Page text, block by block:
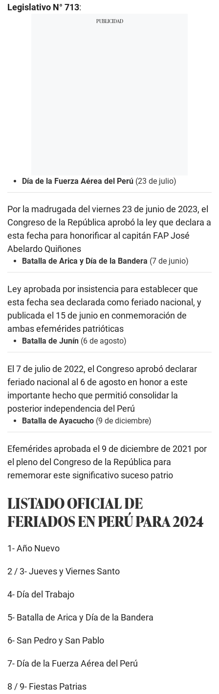
Legislativo N° 713:
Día de la Fuerza Aérea del Perú (23 de julio)
Por la madrugada del viernes 23 de junio de 2023, el
Congreso de la República aprobó la ley que declara a
esta fecha para honorificar al capitán FAP José
Abelardo Quiñones
Batalla de Arica y Día de la Bandera (7 de junio)
Ley aprobada por insistencia para establecer que
esta fecha sea declarada como feriado nacional, y
publicada el 15 de junioen conmemoración de
ambas efemérides patrióticas
Batalla de Junín (6 de agosto)
El 7 de julio de 2022, el Congreso aprobódeclarar
feriado nacional al 6 de agosto en honor a este
importante hecho que permitió consolidar la
posterior independencia del Perú
Batalla de Ayacucho (9 de diciembre)
Efemérides aprobada el 9 de diciembre de 2021 por
el pleno del Congreso de la República para
rememorar este significativo suceso patrio
LISTADO OFICIAL DE
FERIADOS EN PERÚ PARA 2024
1- Año Nuevo
2 / 3- Jueves y Viernes Santo
4- Día del Trabajo
5- Batalla de Arica y Día de la Bandera
6- San Pedro y San Pablo
7- Día de la Fuerza Aérea del Perú
8 / 9- Fiestas Patrias